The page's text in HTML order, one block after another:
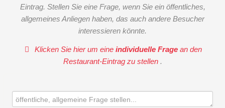
Eintrag. Stellen Sie eine Frage, wenn Sie ein öffentliches,
allgemeines Anliegen haben, das auch andere Besucher
interessieren könnte.
Klicken Sie hier um eineindividuelle Frage an den
Restaurant-Eintrag zu stellen .